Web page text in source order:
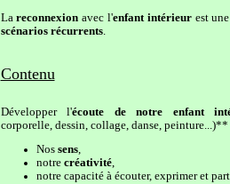
Lareconnexion avec l'enfant intérieurest
scénarios récurrents.
Contenu
Développer l'écoute de notre enfant
corporelle, dessin, collage, danse,
Nossens,
notre créativité,
notre capacité à écouter, exprimer et